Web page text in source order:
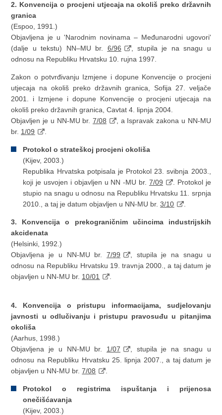
2. Konvencija o procjeni utjecaja na okoliš preko državnih
granica
(Espoo, 1991.)
Objavljena je u 'Narodnim novinama – Međunarodni ugovori'
(dalje u tekstu) NN–MU br. 6/96
, stupila je na snagu u
odnosu na Republiku Hrvatsku 10. rujna 1997.
Zakon o potvrđivanju Izmjene i dopune Konvencije o procjeni
utjecaja na okoliš preko državnih granica, Sofija 27. veljače
2001. i Izmjene i dopune Konvencije o procjeni utjecaja na
okoliš preko državnih granica, Cavtat 4. lipnja 2004.
Objavljen je u NN-MU br. 7/08
, a Ispravak zakona u NN-MU
br. 1/09
Protokol o strateškoj procjeni okoliša
(Kijev, 2003.)
Republika Hrvatska potpisala je Protokol 23. svibnja 2003.,
koji je usvojen i objavljen u NN -MU br. 7/09
. Protokol je
stupio na snagu u odnosu na Republiku Hrvatsku 11. srpnja
2010., a taj je datum objavljen u NN-MU br.3/10
3. Konvencija o prekograničnim učincima industrijskih
akcidenata
(Helsinki, 1992.)
Objavljena je u NN-MU br. 7/99
, stupila je na snagu u
odnosu na Republiku Hrvatsku 19. travnja 2000., a taj datum je
objavljen u NN-MU br. 10/01
4. Konvencija o pristupu informacijama, sudjelovanju
javnosti u odlučivanju i pristupu pravosuđu u pitanjima
okoliša
(Aarhus, 1998.)
Objavljena je u NN-MU br. 1/07
, stupila je na snagu u
odnosu na Republiku Hrvatsku 25. lipnja 2007., a taj datum je
objavljen u NN-MU br.7/08
Protokol o registrima ispuštanja i prijenosa
onečišćavanja
(Kijev, 2003.)